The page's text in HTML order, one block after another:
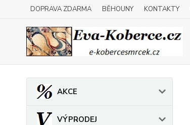
DOPRAVA ZDARMA BĚHOUNY KONTAKTY
AKCE
VÝPRODEJ